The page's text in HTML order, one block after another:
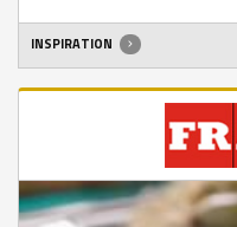
INSPIRATION